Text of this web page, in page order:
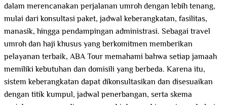
dalam merencanakan perjalanan umroh dengan lebih tenang,
mulai dari konsultasi paket, jadwal keberangkatan, fasilitas,
manasik, hingga pendampingan administrasi. Sebagai travel
umroh dan haji khusus yang berkomitmen memberikan
pelayanan terbaik, ABA Tour memahami bahwa setiap jamaah
memiliki kebutuhan dan domisili yang berbeda. Karena itu,
sistem keberangkatan dapat dikonsultasikan dan disesuaikan
dengan titik kumpul, jadwal penerbangan, serta skema